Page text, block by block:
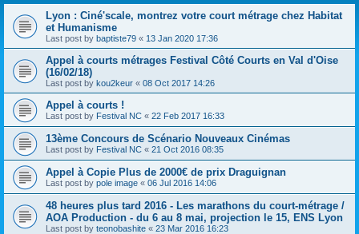
Lyon : Ciné'scale, montrez votre court métrage chez Habitat
et Humanisme
Last post by baptiste79 « 13 Jan 2020 17:36
Appel à courts métrages Festival Côté Courts en Val d'Oise
(16/02/18)
Last post by kou2keur « 08 Oct 2017 14:26
Appel à courts !
Last post by Festival NC « 22 Feb 2017 16:33
13ème Concours de Scénario Nouveaux Cinémas
Last post by Festival NC « 21 Oct 2016 08:35
Appel à Copie Plus de 2000€ de prix Draguignan
Last post by pole image « 06 Jul 2016 14:06
48 heures plus tard 2016 - Les marathons du court-métrage /
AOA Production - du 6 au 8 mai, projection le 15, ENS Lyon
Last post by teonobashite « 23 Mar 2016 16:23